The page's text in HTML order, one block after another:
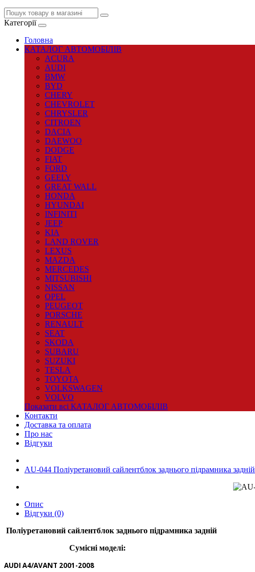
Категорії
Головна
КАТАЛОГ АВТОМОБІЛІВ
ACURA
AUDI
BMW
BYD
CHERY
CHEVROLET
CHRYSLER
CITROEN
DACIA
DAEWOO
DODGE
FIAT
FORD
GEELY
GREAT WALL
HONDA
HYUNDAI
INFINITI
JEEP
KIA
LAND ROVER
LEXUS
MAZDA
MERCEDES
MITSUBISHI
NISSAN
OPEL
PEUGEOT
PORSCHE
RENAULT
SEAT
SKODA
SUBARU
SUZUKI
TESLA
TOYOTA
VOLKSWAGEN
VOLVO
Показати всі КАТАЛОГ АВТОМОБІЛІВ
Контакти
Доставка та оплата
Про нас
Відгуки
AU-044 Поліуретановий сайлентблок заднього підрамника задній
Опис
Відгуки (0)
Поліуретановий сайлентблок заднього підрамника задній
Сумісні моделі:
AUDI A4/AVANT 2001-2008